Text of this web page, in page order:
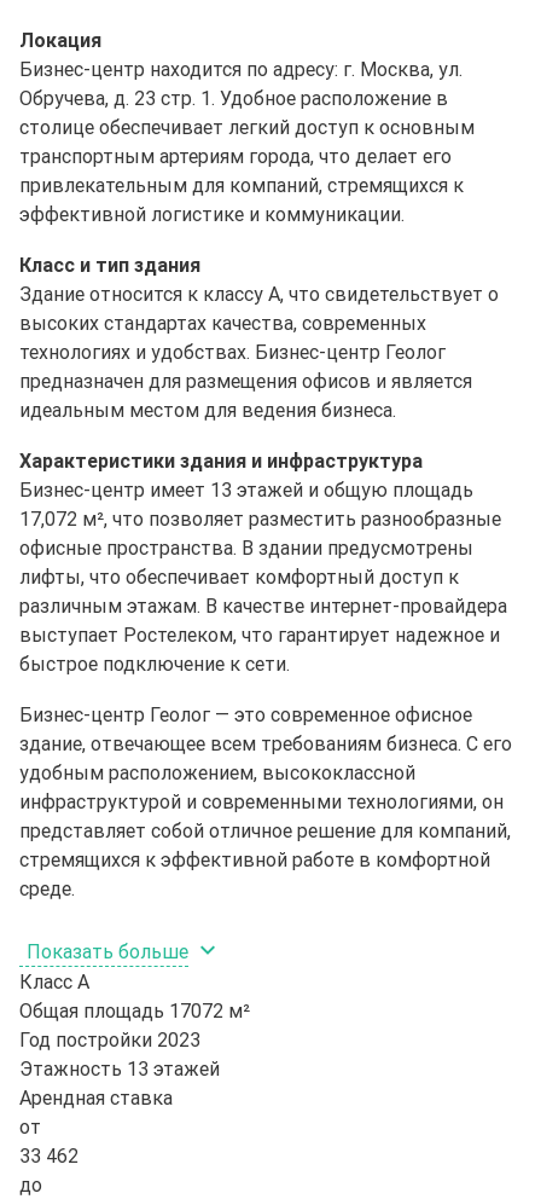
Локация
Бизнес-центр находится по адресу: г. Москва, ул.
Обручева, д. 23 стр. 1. Удобное расположение в
столице обеспечивает легкий доступ к основным
транспортным артериям города, что делает его
привлекательным для компаний, стремящихся к
эффективной логистике и коммуникации.
Класс и тип здания
Здание относится к классу A, что свидетельствует о
высоких стандартах качества, современных
технологиях и удобствах. Бизнес-центр Геолог
предназначен для размещения офисов и является
идеальным местом для ведения бизнеса.
Характеристики здания и инфраструктура
Бизнес-центр имеет 13 этажей и общую площадь
17,072 м², что позволяет разместить разнообразные
офисные пространства. В здании предусмотрены
лифты, что обеспечивает комфортный доступ к
различным этажам. В качестве интернет-провайдера
выступает Ростелеком, что гарантирует надежное и
быстрое подключение к сети.
Бизнес-центр Геолог — это современное офисное
здание, отвечающее всем требованиям бизнеса. С его
удобным расположением, высококлассной
инфраструктурой и современными технологиями, он
представляет собой отличное решение для компаний,
стремящихся к эффективной работе в комфортной
среде.
Показать больше
Класс A
Общая площадь 17072 м²
Год постройки 2023
Этажность 13 этажей
Арендная ставка
от
33 462
до